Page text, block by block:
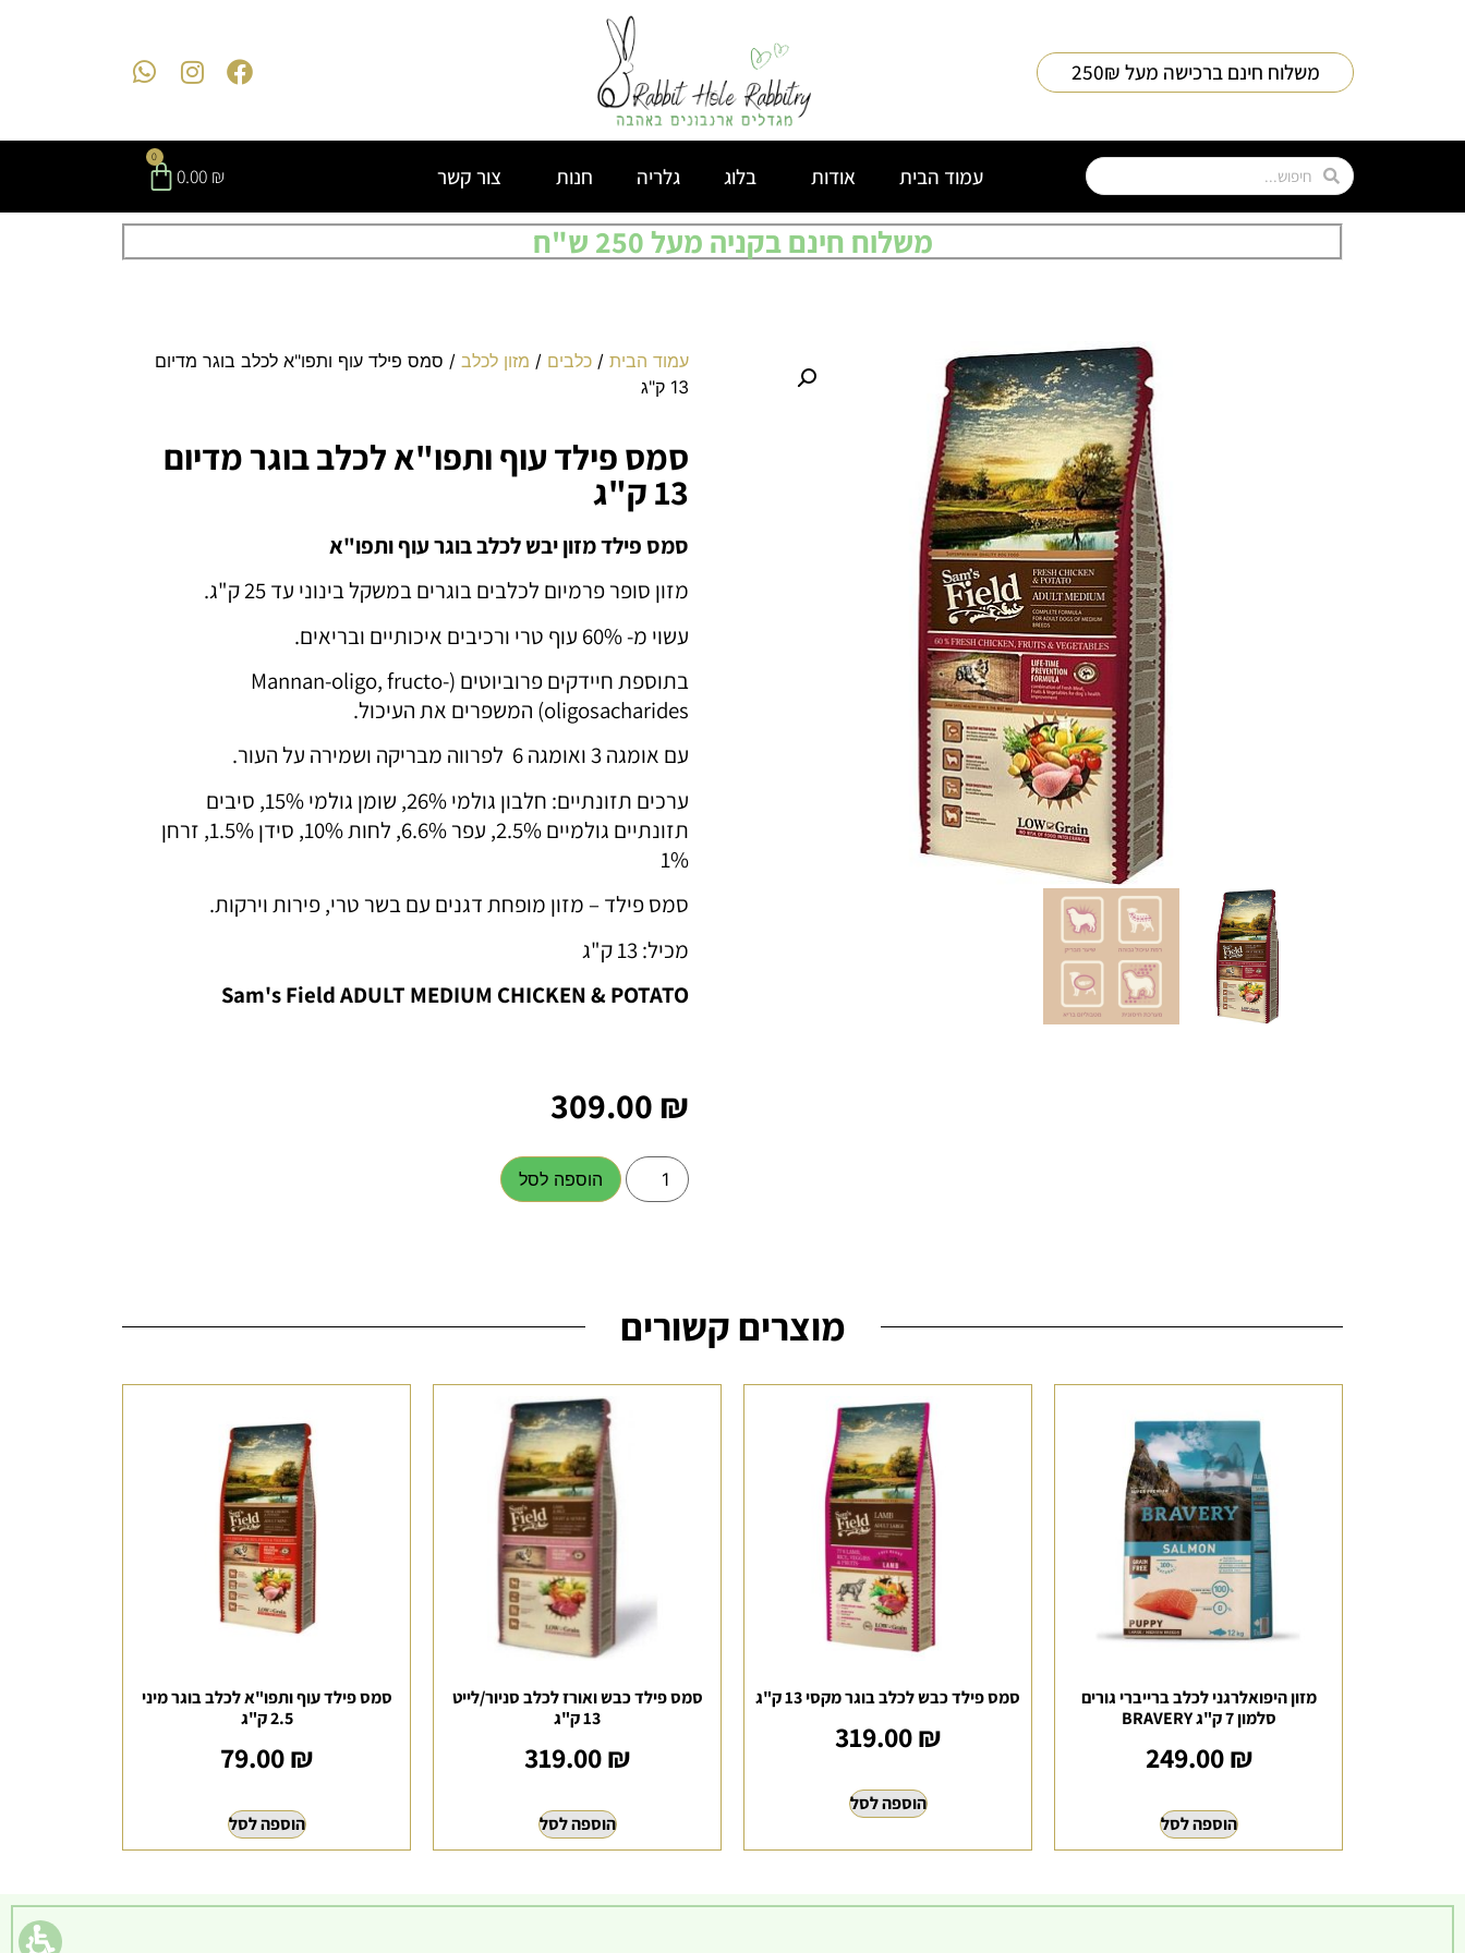
משלוח חינם ברכישה מעל 250₪
עמוד הבית אודות בלוג גלריה חנות צור קשר 0.00 ₪
0
משלוח חינם בקניה מעל 250 ש"ח
עמוד הבית/ כלבים / מזון לכלב / סמס פילד עוף ותפו"א לכלב בוגר מדיום
13 ק"ג
סמס פילד עוף ותפו"א לכלב בוגר מדיום
13 ק"ג
סמס פילד מזון יבש לכלב בוגר עוף ותפו"א
מזון סופר פרמיום לכלבים בוגרים במשקל בינוני עד 25 ק"ג.
עשוי מ- 60% עוף טרי ורכיבים איכותיים ובריאים.
בתוספת חיידקים פרוביוטים (Mannan-oligo, fructo-
oligosacharides) המשפרים את העיכול.
עם אומגה 3 ואומגה 6 לפרווה מבריקה ושמירה על העור.
ערכים תזונתיים: חלבון גולמי 26%, שומן גולמי 15%, סיבים
תזונתיים גולמיים 2.5%, עפר 6.6%, לחות 10%, סידן 1.5%, זרחן
1%
סמס פילד – מזון מופחת דגנים עם בשר טרי, פירות וירקות.
מכיל: 13 ק"ג
Sam's Field ADULT MEDIUM CHICKEN & POTATO
309.00 ₪
הוספה לסל
מוצרים קשורים
מזון היפואלרגני לכלב ברייברי גורים
סלמון 7 ק"ג BRAVERY
249.00₪
הוספה לסל
סמס פילד כבש לכלב בוגר מקסי 13 ק"ג
319.00₪
הוספה לסל
סמס פילד כבש ואורז לכלב סניור/לייט
13 ק"ג
319.00₪
הוספה לסל
סמס פילד עוף ותפו"א לכלב בוגר מיני
2.5 ק"ג
79.00₪
הוספה לסל